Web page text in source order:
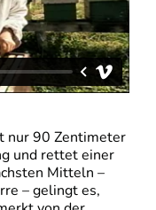
nur 90 Zentimeter
und rettet einer
Mitteln –
– gelingt es,